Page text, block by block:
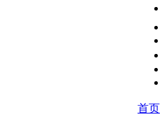
首页